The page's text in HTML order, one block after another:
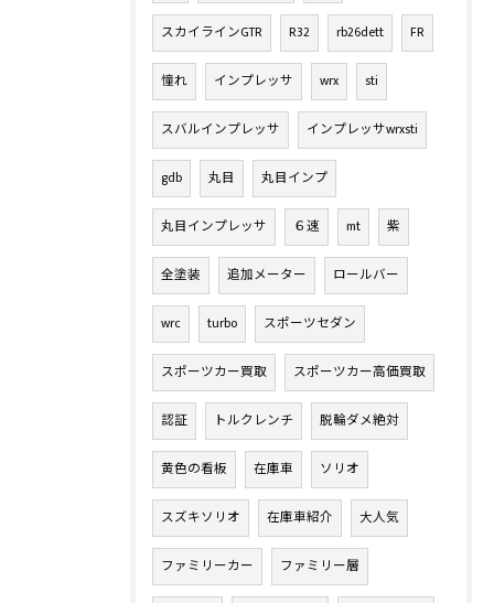
スカイラインGTR R32 rb26dett FR
憧れ インプレッサ wrx sti
スバルインプレッサ インプレッサwrxsti
gdb 丸目 丸目インプ
丸目インプレッサ ６速 mt 紫
全塗装 追加メーター ロールバー
wrc turbo スポーツセダン
スポーツカー買取 スポーツカー高価買取
認証 トルクレンチ 脱輪ダメ絶対
黄色の看板 在庫車 ソリオ
スズキソリオ 在庫車紹介 大人気
ファミリーカー ファミリー層